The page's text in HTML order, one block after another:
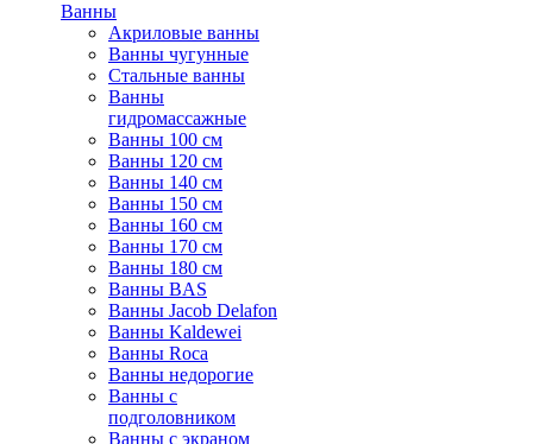
Ванны
Акриловые ванны
Ванны чугунные
Стальные ванны
Ванны
гидромассажные
Ванны 100 см
Ванны 120 см
Ванны 140 см
Ванны 150 см
Ванны 160 см
Ванны 170 см
Ванны 180 см
Ванны BAS
Ванны Jacob Delafon
Ванны Kaldewei
Ванны Roca
Ванны недорогие
Ванны с
подголовником
Ванны с экраном